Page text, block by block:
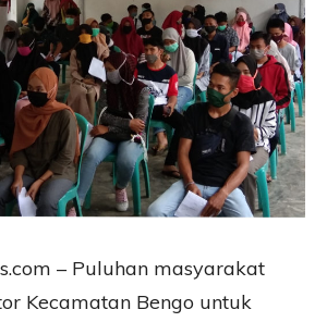
– Puluhan masyarakat
Kecamatan Bengo untuk